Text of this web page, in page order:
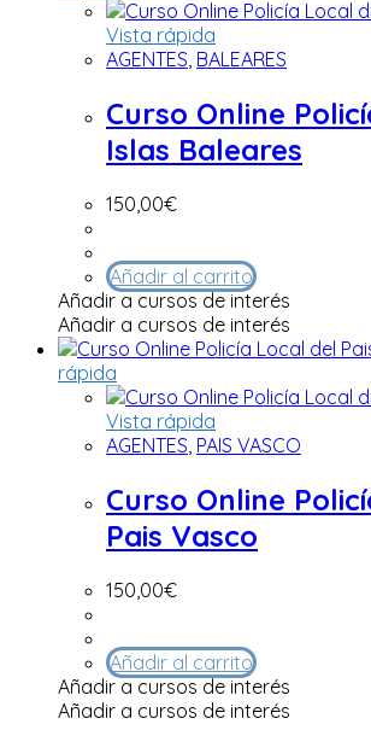
Vista rápida
AGENTES, BALEARES
Curso Online
Islas Baleares
150,00€
Añadir al carrito
Añadir a cursos de interés
Añadir a cursos de interés
rápida
Vista rápida
AGENTES PAIS VASCO
Curso Online
Pais Vasco
150,00€
Añadir al carrito
Añadir a cursos de interés
Añadir a cursos de interés